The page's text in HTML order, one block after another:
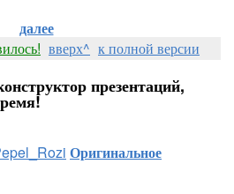
далее
вверх^ к полной версии
презентаций,
Оригинальное